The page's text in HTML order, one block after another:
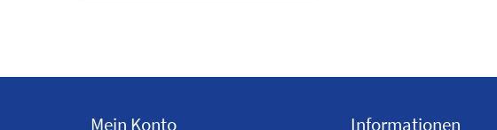
Mein Konto Informationen